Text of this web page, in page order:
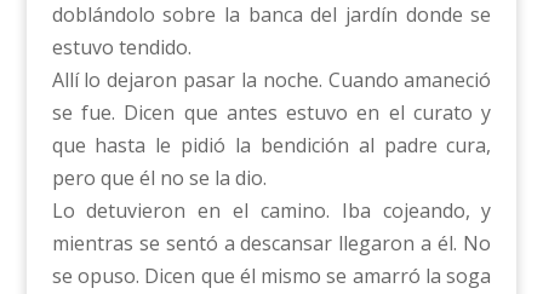
doblándolo sobre la banca del jardín donde se
estuvo tendido.
Allí lo dejaron pasar la noche. Cuando amaneció
se fue. Dicen que antes estuvo en el curato y
que hasta le pidió la bendición al padre cura,
pero que él no se la dio.
Lo detuvieron en el camino. Iba cojeando, y
mientras se sentó a descansar llegaron a él. No
se opuso. Dicen que él mismo se amarró la soga